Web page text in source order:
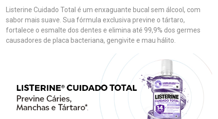
Listerine Cuidado Total é um enxaguante bucal sem álcool, com
sabor mais suave. Sua fórmula exclusiva previne o tártaro,
fortalece o esmalte dos dentes e elimina até 99,9% dos germes
causadores de placa bacteriana, gengivite e mau hálito.